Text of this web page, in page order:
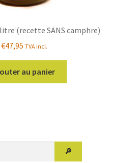
(recette SANS camphre)
€47,95 TVA incl.
au panier